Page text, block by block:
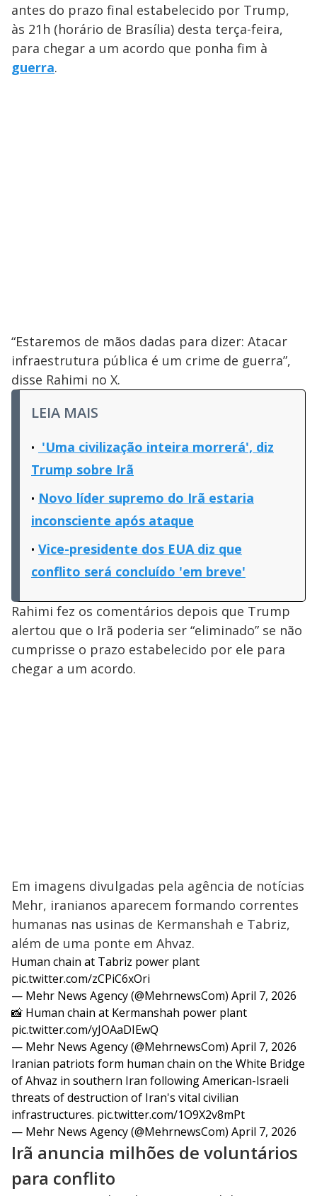
antes do prazo final estabelecido por Trump,
às 21h (horário de Brasília) desta terça-feira,
para chegar a um acordo que ponha fim à
guerra.
“Estaremos de mãos dadas para dizer: Atacar
infraestrutura pública é um crime de guerra”,
disse Rahimi no X.
LEIA MAIS
'Uma civilização inteira morrerá', diz
Trump sobre Irã
Novo líder supremo do Irã estaria
inconsciente após ataque
Vice-presidente dos EUA diz que
conflito será concluído 'em breve'
Rahimi fez os comentários depois que Trump
alertou que o Irã poderia ser “eliminado” se não
cumprisse o prazo estabelecido por ele para
chegar a um acordo.
Em imagens divulgadas pela agência de notícias
Mehr, iranianos aparecem formando correntes
humanas nas usinas de Kermanshah e Tabriz,
além de uma ponte em Ahvaz.
Human chain at Tabriz power plant
pic.twitter.com/zCPiC6xOri
— Mehr News Agency (@MehrnewsCom) April 7, 2026
📸 Human chain at Kermanshah power plant
pic.twitter.com/yJOAaDIEwQ
— Mehr News Agency (@MehrnewsCom) April 7, 2026
Iranian patriots form human chain on the White Bridge
of Ahvaz in southern Iran following American-Israeli
threats of destruction of Iran's vital civilian
infrastructures. pic.twitter.com/1O9X2v8mPt
— Mehr News Agency (@MehrnewsCom) April 7, 2026
Irã anuncia milhões de voluntários
para conflito